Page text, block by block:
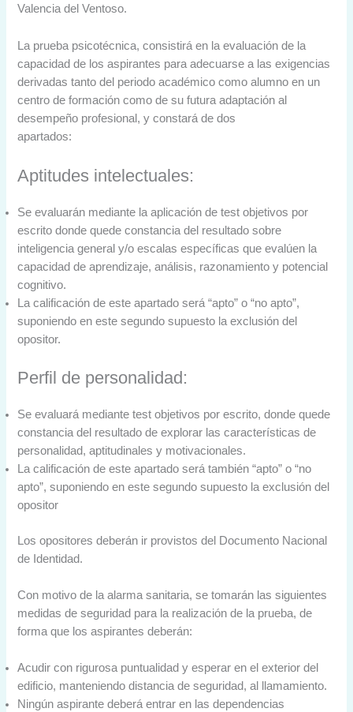
Valencia del Ventoso.
La prueba psicotécnica, consistirá en la evaluación de la
capacidad de los aspirantes para adecuarse a las exigencias
derivadas tanto del periodo académico como alumno en un
centro de formación como de su futura adaptación al
desempeño profesional, y constará de dos
apartados:
Aptitudes intelectuales:
Se evaluarán mediante la aplicación de test objetivos por
escrito donde quede constancia del resultado sobre
inteligencia general y/o escalas específicas que evalúen la
capacidad de aprendizaje, análisis, razonamiento y potencial
cognitivo.
La calificación de este apartado será “apto” o “no apto”,
suponiendo en este segundo supuesto la exclusión del
opositor.
Perfil de personalidad:
Se evaluará mediante test objetivos por escrito, donde quede
constancia del resultado de explorar las características de
personalidad, aptitudinales y motivacionales.
La calificación de este apartado será también “apto” o “no
apto”, suponiendo en este segundo supuesto la exclusión del
opositor
Los opositores deberán ir provistos del Documento Nacional
de Identidad.
Con motivo de la alarma sanitaria, se tomarán las siguientes
medidas de seguridad para la realización de la prueba, de
forma que los aspirantes deberán:
Acudir con rigurosa puntualidad y esperar en el exterior del
edificio, manteniendo distancia de seguridad, al llamamiento.
Ningún aspirante deberá entrar en las dependencias